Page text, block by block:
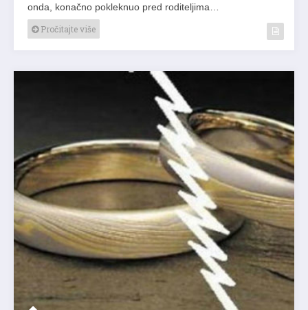
onda, konačno pokleknuo pred roditeljima…
Pročitajte više